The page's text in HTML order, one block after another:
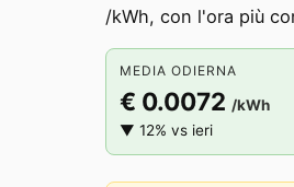
/kWh, con l'ora più
MEDIA ODIERNA
€ 0.0072 /kWh
▼ 12% vs ieri